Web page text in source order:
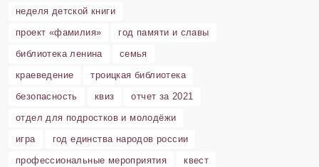
неделя детской книги
проект «фамилия»
год памяти и славы
библиотека ленина
семья
краеведение
троицкая библиотека
безопасность
квиз
отчет за 2021
отдел для подростков и молодёжи
игра
год единства народов россии
профессиональные мероприятия
квест